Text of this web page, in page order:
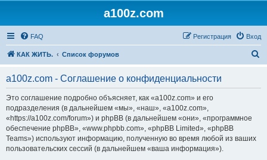
a100z.com
FAQ Вход
Регистрация
КАК ЖИТЬ. Список форумов
a100z.com - Соглашение о конфиденциальности
Это соглашение подробно объясняет, как «a100z.com» и его
подразделения (в дальнейшем «мы», «наш», «a100z.com»,
«https://a100z.com/forum») и phpBB (в дальнейшем «они», «программное
обеспечение phpBB», «www.phpbb.com», «phpBB Limited», «phpBB
Teams») используют информацию, полученную во время любой из ваших
пользовательских сессий (в дальнейшем «ваша информация»).